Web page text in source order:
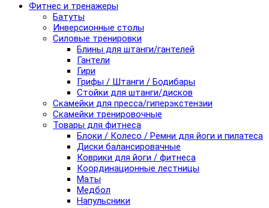
Фитнес и тренажеры
Батуты
Инверсионные столы
Силовые тренировки
Блины для штанги/гантелей
Гантели
Гири
Грифы / Штанги / Бодибары
Стойки для штанги/дисков
Скамейки для пресса/гиперэкстензии
Скамейки тренировочные
Товары для фитнеса
Блоки / Колесо / Ремни для йоги и пилатеса
Диски балансировачные
Коврики для йоги / фитнеса
Координационные лестницы
Маты
Медбол
Напульсники